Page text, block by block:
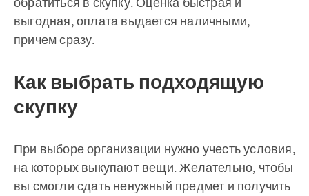
выгодная, оплата выдается наличными,
причем сразу.
Как выбрать подходящую
скупку
При выборе организации нужно учесть условия,
на которых выкупают вещи. Желательно, чтобы
вы смогли сдать ненужный предмет и получить